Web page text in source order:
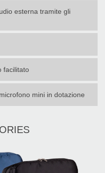
esterna tramite gli
facilitato
mini in dotazione